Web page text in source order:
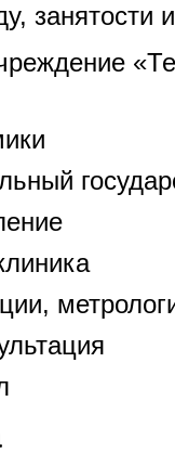
занятости